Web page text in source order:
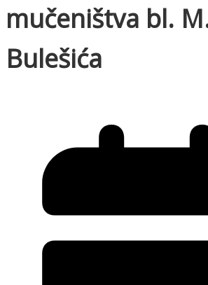
mučeništva bl.
Bulešića